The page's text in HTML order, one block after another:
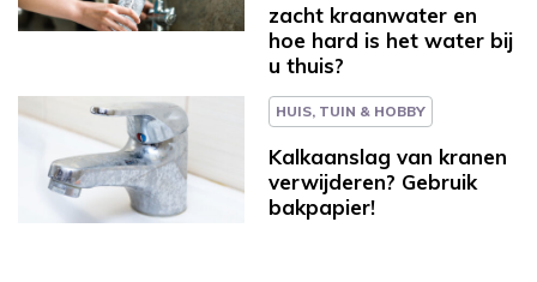
zacht kraanwater en
hoe hard is het water bij
u thuis?
HUIS, TUIN & HOBBY
Kalkaanslag van kranen
verwijderen? Gebruik
bakpapier!